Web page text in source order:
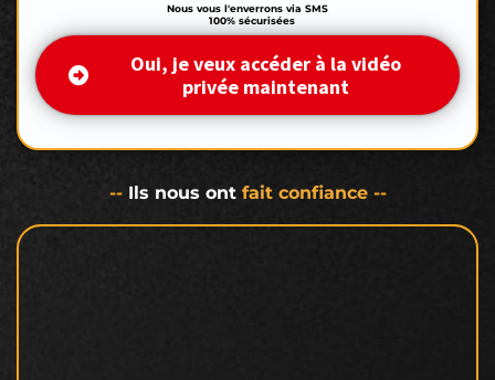
Nous vous l'enverrons via SMS
100% sécurisées
Oui, je veux accéder à la vidéo
privée maintenant
-- Ils nous ont fait confiance --